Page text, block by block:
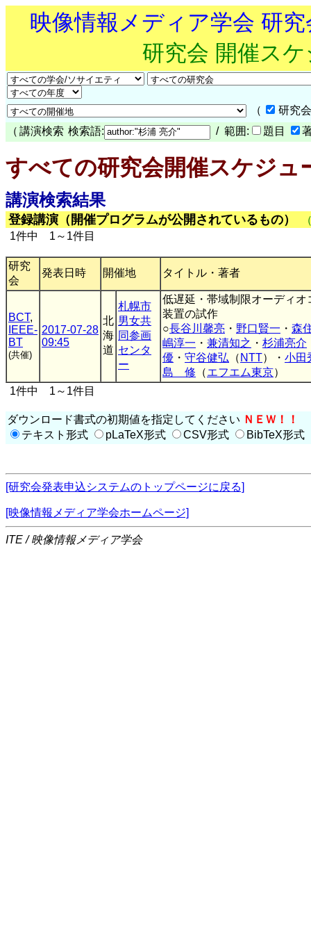
映像情報メディア学会 研
研究会 開催ス
（
研究
（ 講演検索 検索語: / 範囲: 題目
すべての研究会開催スケジュ
講演検索結果
登録講演（開催プログラムが公開されているもの）
1件中 1～1件目
研究
会
発表日時 開催地 タイトル・著者
BCT,
IEEE-
BT
(共催)
2017-07-28
09:45
北
海
道
札幌市
男女共
同参画
センタ
ー
低遅延・帯域制限オーディオ
装置の試作
○長谷川馨亮 ・ 野口賢一 ・ 森
嶋淳一 ・ 兼清知之 ・ 杉浦亮介
優 ・ 守谷健弘 （ NTT）・ 小田
島 修 （エフエム東京）
1件中 1～1件目
ダウンロード書式の初期値を指定してください ＮＥＷ！！
テキスト形式
pLaTeX形式 CSV形式 BibTeX形式
[研究会発表申込システムのトップページに戻る]
[映像情報メディア学会ホームページ]
ITE / 映像情報メディア学会